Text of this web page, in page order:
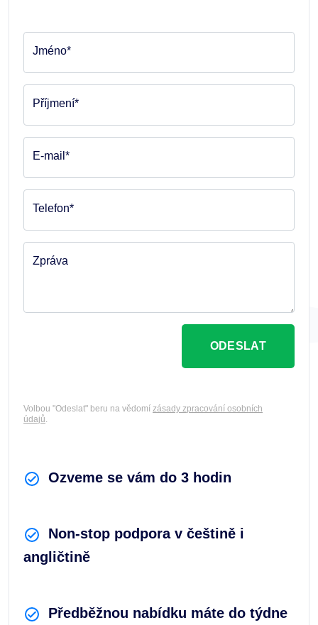
Ozveme se vám do 3 hodin
Non-stop podpora v češtině i
angličtině
Předběžnou nabídku máte do týdne
Jméno*
Příjmení*
E-mail*
Telefon*
Zpráva
ODESLAT
Volbou "Odeslat" beru na vědomí zásady zpracování osobních
údajů.